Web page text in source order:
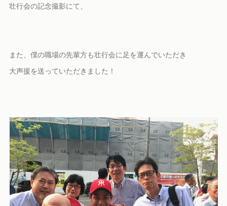
壮行会の記念撮影にて、
また、僕の職場の先輩方も壮行会に足を運んでいただき
大声援を送っていただきました！